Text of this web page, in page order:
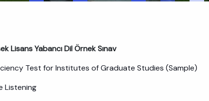
Lisans Yabancı Dil Örnek Sınav
Test for Institutes of Graduate Studies (Sample)
Listening